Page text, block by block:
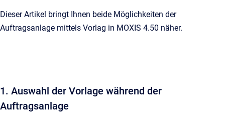
Dieser Artikel bringt Ihnen beide Möglichkeiten der
Auftragsanlage mittels Vorlag in MOXIS 4.50 näher.
1. Auswahl der Vorlage während der
Auftragsanlage